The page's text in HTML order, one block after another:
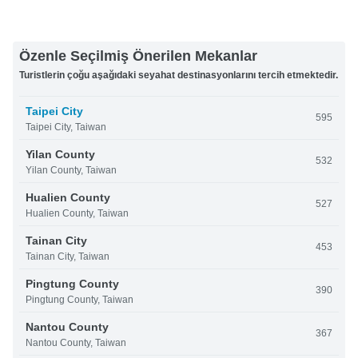
Özenle Seçilmiş Önerilen Mekanlar
Turistlerin çoğu aşağıdaki seyahat destinasyonlarını tercih etmektedir.
Taipei City
Taipei City, Taiwan
595
Yilan County
Yilan County, Taiwan
532
Hualien County
Hualien County, Taiwan
527
Tainan City
Tainan City, Taiwan
453
Pingtung County
Pingtung County, Taiwan
390
Nantou County
Nantou County, Taiwan
367